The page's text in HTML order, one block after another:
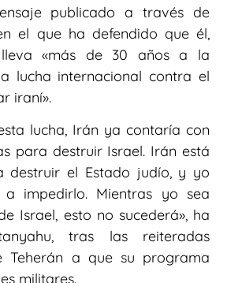
publicado a través de
el que ha defendido que él,
lleva «más de 30 años a la
lucha internacional contra el
iraní».
lucha, Irán ya contaría con
para destruir Israel. Irán está
destruir el Estado judío, y yo
impedirlo. Mientras yo sea
Israel, esto no sucederá», ha
tras las reiteradas
Teherán a que su programa
militares.